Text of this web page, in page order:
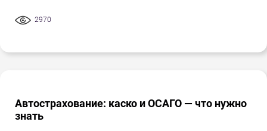
2970
Автострахование: каско и ОСАГО — что нужно
знать